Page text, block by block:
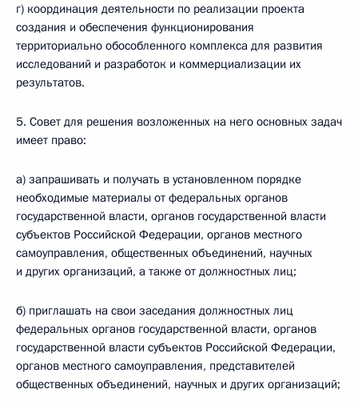
г) координация деятельности по реализации проекта
создания и обеспечения функционирования
территориально обособленного комплекса для развития
исследований и разработок и коммерциализации их
результатов.
5. Совет для решения возложенных на него основных задач
имеет право:
а) запрашивать и получать в установленном порядке
необходимые материалы от федеральных органов
государственной власти, органов государственной власти
субъектов Российской Федерации, органов местного
самоуправления, общественных объединений, научных
и других организаций, а также от должностных лиц;
б) приглашать на свои заседания должностных лиц
федеральных органов государственной власти, органов
государственной власти субъектов Российской Федерации,
органов местного самоуправления, представителей
общественных объединений, научных и других организаций;